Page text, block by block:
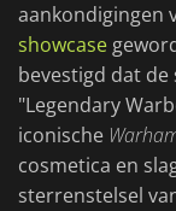
aankondigingen
showcase
bevestigd dat de
"Legendary
iconische
cosmetica en
sterrenstelsel